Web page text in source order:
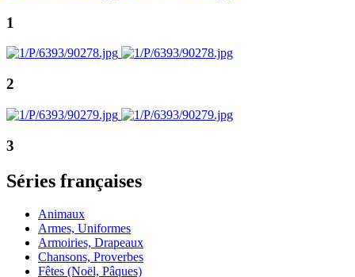
1
2
3
Séries françaises
Animaux
Armes, Uniformes
Armoiries, Drapeaux
Chansons, Proverbes
Fêtes (Noël, Pâques)